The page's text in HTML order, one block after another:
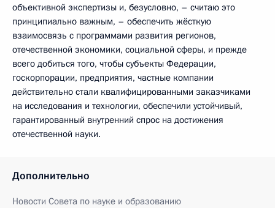
объективной экспертизы и, безусловно, – считаю это
принципиально важным, – обеспечить жёсткую
взаимосвязь с программами развития регионов,
отечественной экономики, социальной сферы, и прежде
всего добиться того, чтобы субъекты Федерации,
госкорпорации, предприятия, частные компании
действительно стали квалифицированными заказчиками
на исследования и технологии, обеспечили устойчивый,
гарантированный внутренний спрос на достижения
отечественной науки.
Дополнительно
Новости Совета по науке и образованию